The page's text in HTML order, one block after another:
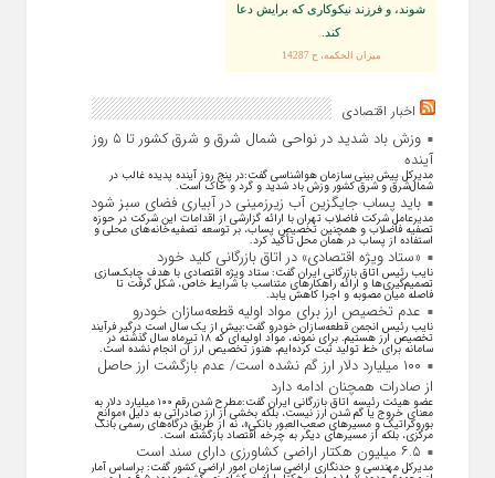
شوند، و فرزند نيكوكارى كه برايش دعا
كند.
ميزان الحكمه، ح 14287
اخبار اقتصادی
وزش باد شدید در نواحی شمال شرق و شرق کشور تا ۵ روز
آینده
مدیرکل پیش بینی سازمان هواشناسی گفت:در پنج روز آینده پدیده غالب در
شمال‌شرق و شرق کشور وزش باد شدید و گرد و خاک است.
باید پساب جایگزین آب‌ زیرزمینی در آبیاری فضای سبز شود
مدیرعامل شرکت فاضلاب تهران با ارائه گزارشی از اقدامات این شرکت در حوزه
تصفیه فاضلاب و همچنین تخصیص پساب، بر توسعه تصفیه‌خانه‌های محلی و
استفاده از پساب در همان محل تأکید کرد.
«ستاد ویژه اقتصادی» در اتاق بازرگانی کلید خورد
نایب رئیس اتاق بازرگانی ایران گفت: ستاد ویژه اقتصادی با هدف چابک‌سازی
تصمیم‌گیری‌ها و ارائه راهکار‌های متناسب با شرایط خاص، شکل گرفت تا
فاصله میان مصوبه و اجرا کاهش یابد.
عدم تخصیص ارز برای مواد اولیه قطعه‌سازان خودرو
نایب رئیس انجمن قطعه‌سازان خودرو گفت:بیش از یک سال است درگیر فرآیند
تخصیص ارز هستیم. برای نمونه، مواد اولیه‌ای که ۱۸ تیرماه سال گذشته در
سامانه برای خط تولید ثبت کرده‌ایم، هنوز تخصیص ارز آن انجام نشده است.
۱۰۰ میلیارد دلار ارز گم نشده است/ عدم بازگشت ارز حاصل
از صادرات همچنان ادامه دارد
عضو هیئت رئیسه اتاق بازرگانی ایران گفت:مطرح شدن رقم ۱۰۰ میلیارد دلار به
معنای خروج یا گم شدن ارز نیست، بلکه بخشی از ارز صادراتی به دلیل «موانع
بوروکراتیک و مسیر‌های صعب‌العبور بانکی»، نه از طریق درگاه‌های رسمی بانک
مرکزی، بلکه از مسیر‌های دیگر به چرخه اقتصاد بازگشته است.
۶.۵ میلیون هکتار اراضی کشاورزی دارای سند است
مدیرکل مهندسی و حدنگاری اراضی سازمان امور اراضی کشور گفت: براساس آمار